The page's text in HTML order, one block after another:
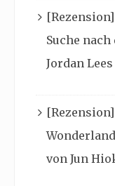
Suche
Jordan Lees
von Jun